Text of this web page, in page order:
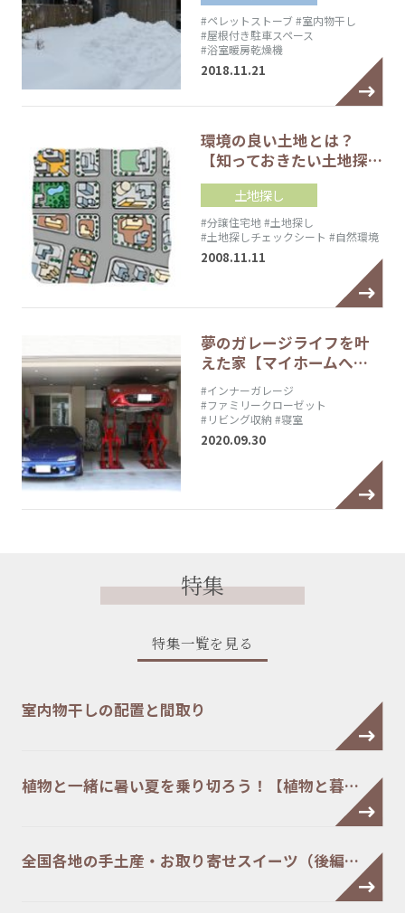
#ペレットストーブ#室内物干し
#屋根付き駐車スペース
#浴室暖房乾燥機
2018.11.21
環境の良い土地とは？
【知っておきたい土地探…
土地探し
#分譲住宅地#土地探し
#土地探しチェックシート #自然環境
2008.11.11
夢のガレージライフを叶
えた家【マイホームへ…
#インナーガレージ
#ファミリークローゼット
#リビング収納 #寝室
2020.09.30
特集
特集一覧を見る
室内物干しの配置と間取り
植物と一緒に暑い夏を乗り切ろう！【植物と暮…
全国各地の手土産・お取り寄せスイーツ（後編…